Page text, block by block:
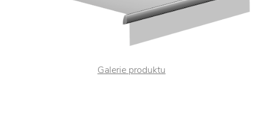
Galerie produktu